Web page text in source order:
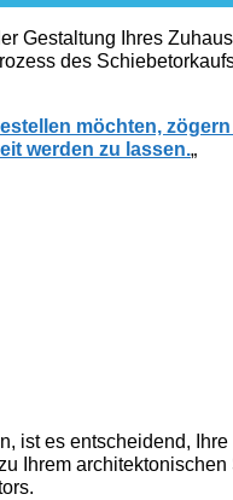
Gestaltung Ihres
des
möchten,
werden zu lassen.„
ist es entscheidend,
Ihrem